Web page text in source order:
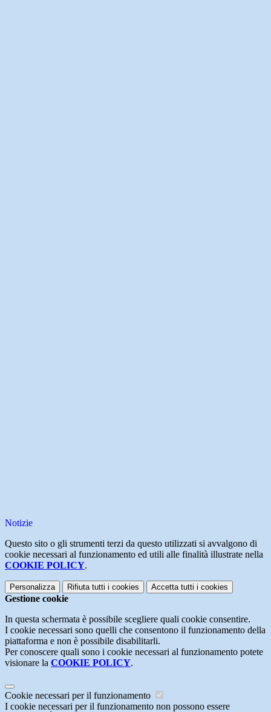
Notizie
Questo sito o gli strumenti terzi da questo utilizzati si avvalgono di
cookie necessari al funzionamento ed utili alle finalità illustrate nella
COOKIE POLICY.
Personalizza Rifiuta tutti i cookies Accetta tutti i cookies
Gestione cookie
In questa schermata è possibile scegliere quali cookie consentire.
I cookie necessari sono quelli che consentono il funzionamento della
piattaforma e non è possibile disabilitarli.
Per conoscere quali sono i cookie necessari al funzionamento potete
visionare la COOKIE POLICY.
Cookie necessari per il funzionamento
I cookie necessari per il funzionamento non possono essere